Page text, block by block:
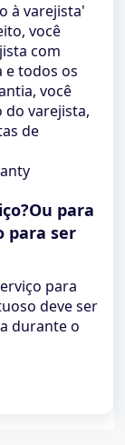
à varejista'
você
com
e todos os
você
varejista,
de
para
para ser
para
deve ser
durante o